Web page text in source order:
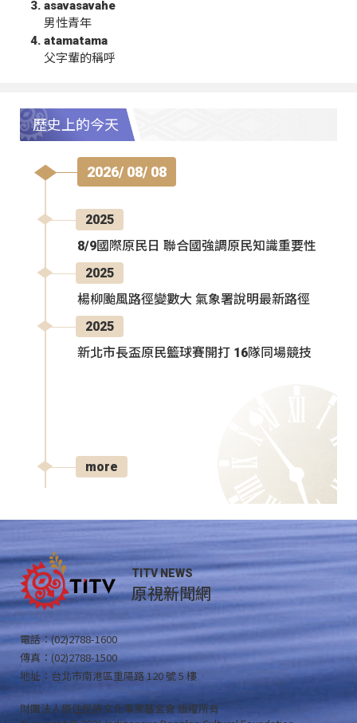
asavasavahe
男性青年
atamatama
父字輩的稱呼
歷史上的今天
2026/ 08/ 08
2025
8/9國際原民日 聯合國強調原民知識重要性
2025
楊柳颱風路徑變數大 氣象署說明最新路徑
2025
新北市長盃原民籃球賽開打 16隊同場競技
more
TITV NEWS
原視新聞網
電話：(02)2788-1600
傳真：(02)2788-1500
地址：台北市南港區重陽路 120 號 5 樓
財團法人原住民族文化事業基金會 版權所有